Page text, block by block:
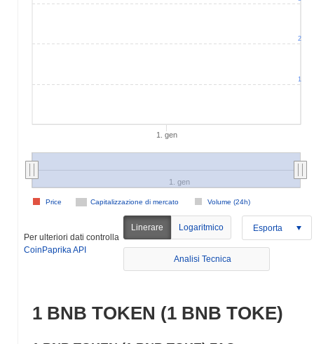
1. gen
Capitalizzazione di mercato Volume (24h)
Price
1. gen
1
2
Per ulteriori dati controlla
CoinPaprika API
Linerare Logaritmico Esporta
Analisi Tecnica
1 BNB TOKEN (1 BNB TOKE)